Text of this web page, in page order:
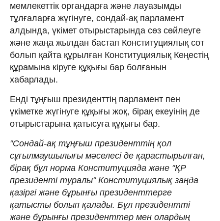
мемлекеттік органдарға және лауазымды
тұлғаларға жүгінуге, сондай-ақ парламент
алдында, үкімет отырыстарында сөз сөйлеуге
және жаңа жылдан бастап Конституциялық сот
болып қайта құрылған Конституциялық Кеңестің
құрамына кіруге құқығы бар болғанын
хабарлады.
Енді тұңғыш президенттің парламент пен
үкіметке жүгінуге құқығы жоқ, бірақ екеуінің де
отырыстарына қатысуға құқығы бар.
"Сондай-ақ тұңғыш президенттің қол
сұғылмаушылығы мәселесі де қарастырылған,
бірақ бұл норма Конституцияда және "ҚР
президенті туралы" Конституциялық заңда
қазіргі және бұрынғы президенттерге
қатысты болып қалады. Бұл президентті
және бұрынғы президенттер мен олардың